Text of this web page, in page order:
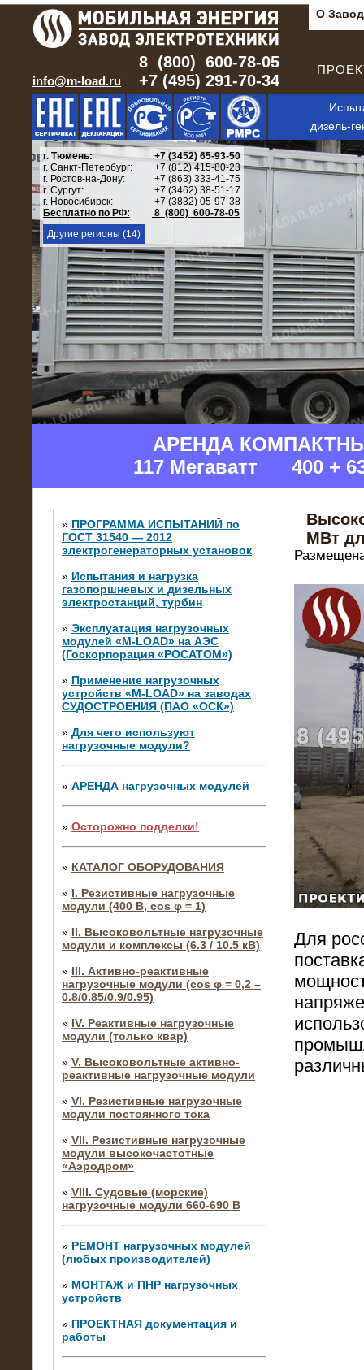
О
info@m-load.ru
8 (800) 600-78-05
+7 (495) 291-70-34
дизель-
г. Тюмень:
+7 (3452) 65-93-50
г. Санкт-Петербург:
+7 (812) 415-80-23
г. Ростов-на-Дону:
+7 (863) 333-41-75
г. Сургут:
+7 (3462) 38-51-17
г. Новосибирск:
+7 (3832) 05-97-38
Бесплатно по РФ:
8 (800) 600-78-05
Другие регионы (14)
АРЕНДА
117 Мегаватт 400 +
» ПРОГРАММА ИСПЫТАНИЙ по
ГОСТ 31540 — 2012
электрогенераторных установок
» Испытания и нагрузка
газопоршневых и дизельных
электростанций, турбин
» Эксплуатация нагрузочных
модулей «M-LOAD» на АЭС
(Госкорпорация «РОСАТОМ»)
» Применение нагрузочных
устройств «M-LOAD» на заводах
СУДОСТРОЕНИЯ (ПАО «ОСК»)
» Для чего используют
нагрузочные модули?
» АРЕНДА нагрузочных модулей
» Осторожно подделки!
» КАТАЛОГ ОБОРУДОВАНИЯ
» I. Резистивные нагрузочные
модули (400 В, cos φ = 1)
» II. Высоковольтные нагрузочные
модули и комплексы (6.3 / 10.5 кВ)
» III. Активно-реактивные
нагрузочные модули (cos φ = 0,2 –
0.8/0.85/0.9/0.95)
» IV. Реактивные нагрузочные
модули (только квар)
» V. Высоковольтные активно-
реактивные нагрузочные модули
» VI. Резистивные нагрузочные
модули постоянного тока
» VII. Резистивные нагрузочные
модули высокочастотные
«Аэродром»
» VIII. Судовые (морские)
нагрузочные модули 660-690 В
» РЕМОНТ нагрузочных модулей
(любых производителей)
» МОНТАЖ и ПНР нагрузочных
устройств
» ПРОЕКТНАЯ документация и
работы
МВт
Для